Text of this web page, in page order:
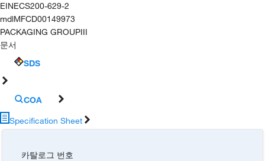
EINECS200-629-2
mdlMFCD00149973
PACKAGING GROUPIII
문서
SDS
COA
Specification Sheet
카탈로그 번호